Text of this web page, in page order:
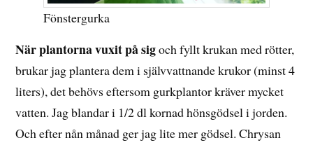
Fönstergurka
När plantorna vuxit på sigoch fyllt krukan med rötter,
brukar jag plantera dem i självvattnande krukor (minst 4
liters), det behövs eftersom gurkplantor kräver mycket
vatten. Jag blandar i 1/2 dl kornad hönsgödsel i jorden.
Och efter nån månad ger jag lite mer gödsel. Chrysan